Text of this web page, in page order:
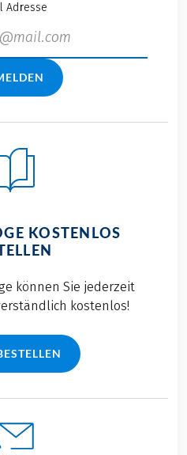
Adresse
KOSTENLOS
können Sie jederzeit
kostenlos!